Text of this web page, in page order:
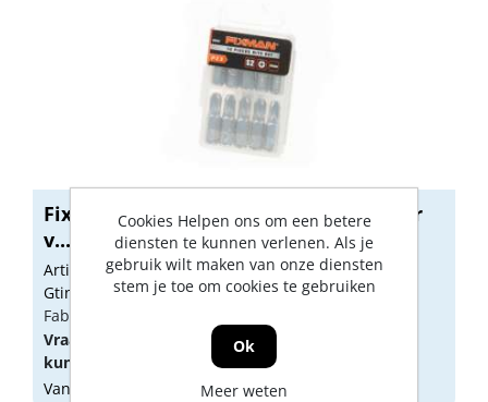
Fixman Bitset 1/4" PZ 3 x 25mm blister
v...
Artikelnummer: 1920586
Gtin: 6940425135281
Fabrikant artikel nummer: N3604
Vraag een
aan oflog in
kunnen zien.
Vandaag besteld, morgen geleverd
Cookies Helpen ons om een betere
diensten te kunnen verlenen. Als je
gebruik wilt maken van onze diensten
stem je toe om cookies te gebruiken
Ok
Meer weten